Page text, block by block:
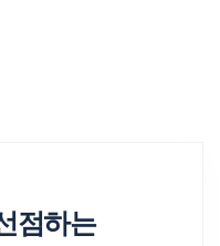
점하는